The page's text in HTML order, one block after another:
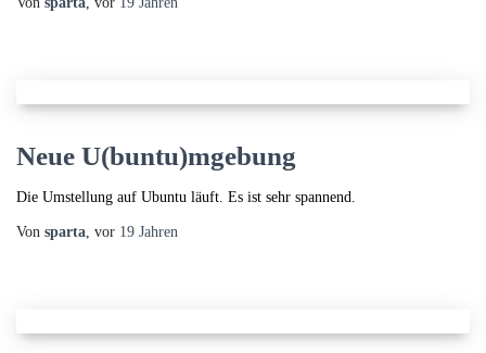
Neue U(buntu)mgebung
Die Umstellung auf Ubuntu läuft. Es ist sehr spannend.
Von sparta, vor 19 Jahren